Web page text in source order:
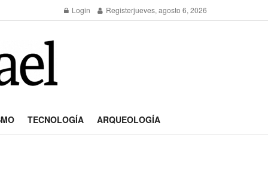
Login Registerjueves, agosto 6, 2026
TECNOLOGÍA ARQUEOLOGÍA